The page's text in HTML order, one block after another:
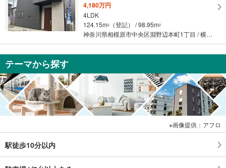
4,180万円
4LDK
124.15m2 （登記） / 98.95m2
神奈川県相模原市中央区淵野辺本町1丁目 / 横浜線 「淵野辺」駅 徒歩23分
テーマから探す
画像提供：アフロ
駅徒歩10分以内